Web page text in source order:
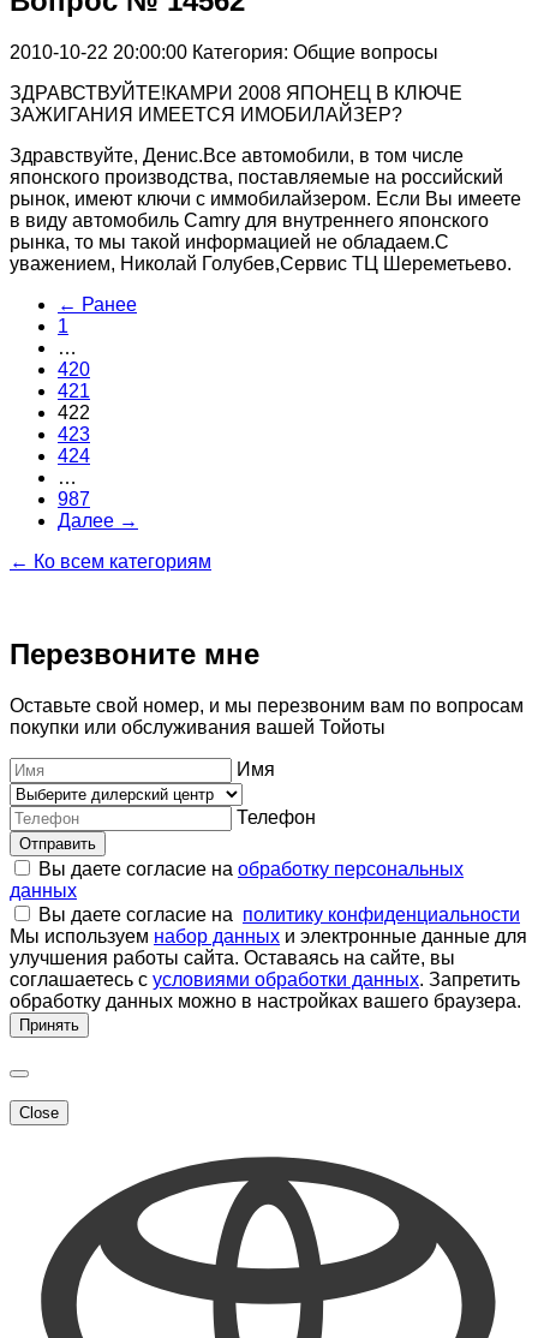
2010-10-22 20:00:00 Категория: Общие вопросы
ЗДРАВСТВУЙТЕ!КАМРИ 2008 ЯПОНЕЦ В КЛЮЧЕ
ЗАЖИГАНИЯ ИМЕЕТСЯ ИМОБИЛАЙЗЕР?
Здравствуйте, Денис.Все автомобили, в том числе
японского производства, поставляемые на российский
рынок, имеют ключи с иммобилайзером. Если Вы имеете
в виду автомобиль Camry для внутреннего японского
рынка, то мы такой информацией не обладаем.С
уважением, Николай Голубев,Сервис ТЦ Шереметьево.
← Ранее
1
…
420
421
422
423
424
…
987
Далее →
← Ко всем категориям
Перезвоните мне
Оставьте свой номер, и мы перезвоним вам по вопросам
покупки или обслуживания вашей Тойоты
Имя
Телефон
Отправить
Вы даете согласие на обработку персональных
данных
Вы даете согласие на политику конфиденциальности
Мы используем набор данных и электронные данные для
улучшения работы сайта. Оставаясь на сайте, вы
соглашаетесь с условиями обработки данных. Запретить
обработку данных можно в настройках вашего браузера.
Принять
Close